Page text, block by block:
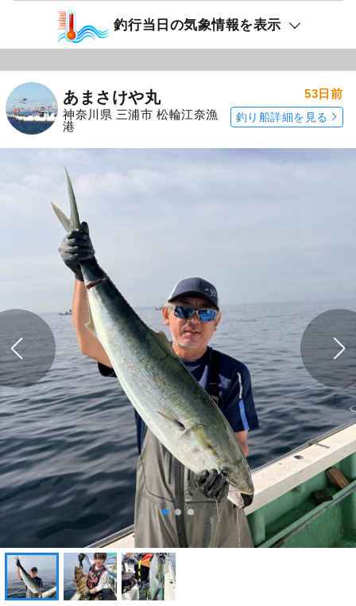
釣行当日の気象情報を表示
あまさけや丸
神奈川県 三浦市 松輪江奈漁
港
53日前
釣り船詳細を見る